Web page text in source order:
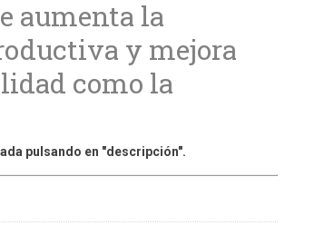
aumenta la
y mejora
como la
pulsando en "descripción".